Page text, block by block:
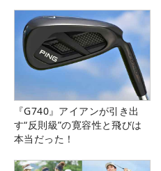
『G740』アイアンが引き出
す“反則級”の寛容性と飛びは
本当だった！